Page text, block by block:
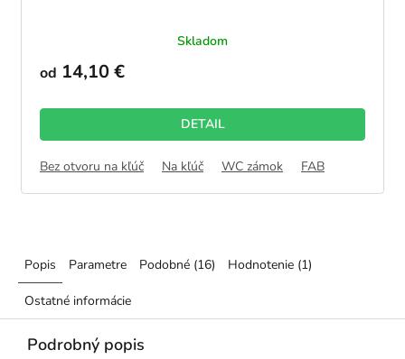
Skladom
od 14,10 €
DETAIL
Bez otvoru na kľúč Na kľúč WC zámok FAB
Popis Parametre Podobné (16) Hodnotenie (1)
Ostatné informácie
Podrobný popis